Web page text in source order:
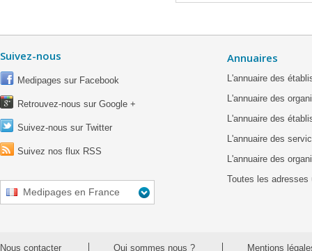
Suivez-nous
Medipages sur Facebook
Retrouvez-nous sur Google +
Suivez-nous sur Twitter
Suivez nos flux RSS
Medipages en France
Annuaires
L'annuaire des
L'annuaire des
L'annuaire des
L'annuaire des
L'annuaire des
Toutes les adresses
Nous contacter Qui sommes nous ? Mentions